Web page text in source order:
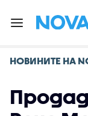
НОВИНИТЕ НА